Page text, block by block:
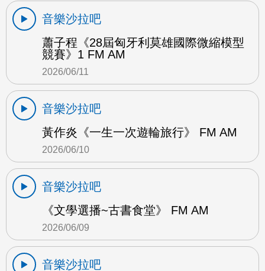
音樂沙拉吧
蕭子程《28屆匈牙利莫雄國際微縮模型
競賽》1 FM AM
2026/06/11
音樂沙拉吧
黃作炎《一生一次遊輪旅行》 FM AM
2026/06/10
音樂沙拉吧
《文學選播~古書食堂》 FM AM
2026/06/09
音樂沙拉吧